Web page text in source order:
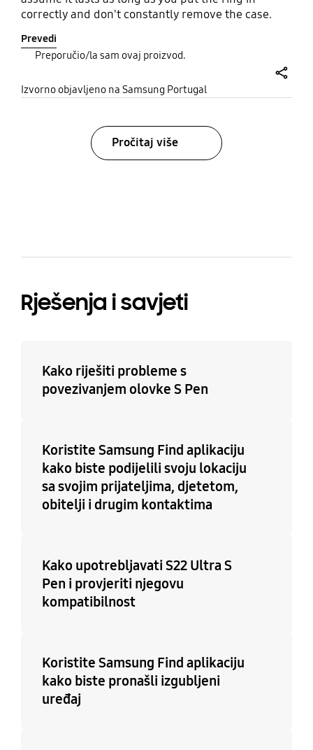
correctly and don't constantly remove the case.
Prevedi
Preporučio/la sam ovaj proizvod.
Izvorno objavljeno na Samsung Portugal
Pročitaj više
Rješenja i savjeti
Kako riješiti probleme s
povezivanjem olovke S Pen
Koristite Samsung Find aplikaciju
kako biste podijelili svoju lokaciju
sa svojim prijateljima, djetetom,
obitelji i drugim kontaktima
Kako upotrebljavati S22 Ultra S
Pen i provjeriti njegovu
kompatibilnost
Koristite Samsung Find aplikaciju
kako biste pronašli izgubljeni
uređaj